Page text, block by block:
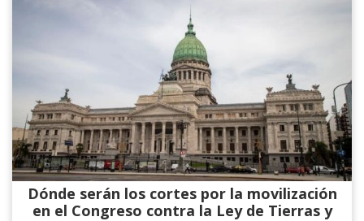
Dónde serán los cortes por la movilización
en el Congreso contra la Ley de Tierras y